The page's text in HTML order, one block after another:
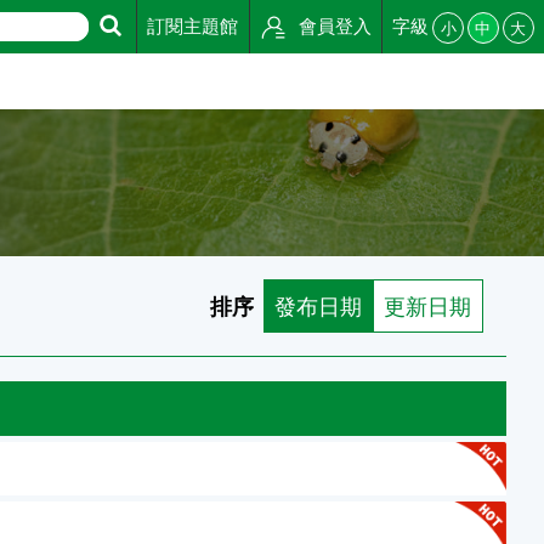
訂閱主題館 會員登入 字級 小 中 大
排序 發布日期 更新日期